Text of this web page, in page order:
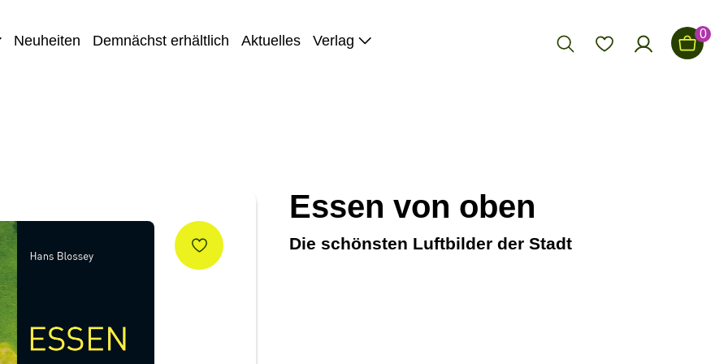
Neuheiten Demnächst erhältlich Aktuelles Verlag 0
Essen von oben
Die schönsten Luftbilder der Stadt